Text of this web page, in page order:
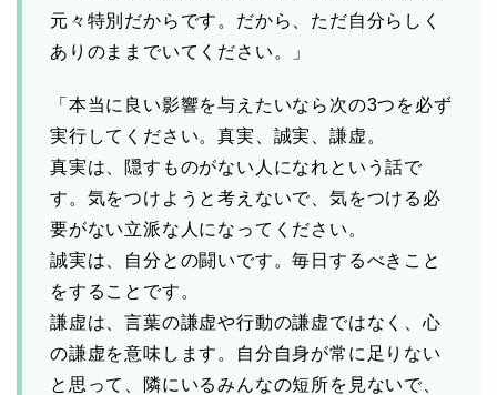
元々特別だからです。だから、ただ自分らしく
ありのままでいてください。」
「本当に良い影響を与えたいなら次の3つを必ず
実行してください。真実、誠実、謙虚。
真実は、隠すものがない人になれという話で
す。気をつけようと考えないで、気をつける必
要がない立派な人になってください。
誠実は、自分との闘いです。毎日するべきこと
をすることです。
謙虚は、言葉の謙虚や行動の謙虚ではなく、心
の謙虚を意味します。自分自身が常に足りない
と思って、隣にいるみんなの短所を見ないで、